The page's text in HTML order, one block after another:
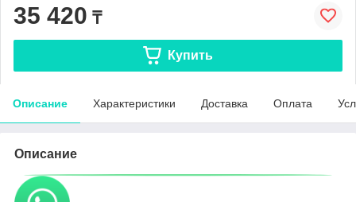
35 420 ₸
Купить
Описание Характеристики Доставка Оплата
Описание